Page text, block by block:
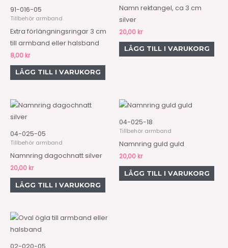
91-016-05
Tillbehör armband
Extra förlängningsringar 3 cm
till armband eller halsband
8,00 kr
LÄGG TILL I VARUKORG
Namn rektangel, ca 3 cm
silver
20,00 kr
LÄGG TILL I VARUKORG
04-025-05
Tillbehör armband
Namnring dagochnatt silver
20,00 kr
LÄGG TILL I VARUKORG
04-025-18
Tillbehör armband
Namnring guld guld
20,00 kr
LÄGG TILL I VARUKORG